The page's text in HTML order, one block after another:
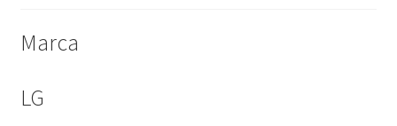
Marca
LG